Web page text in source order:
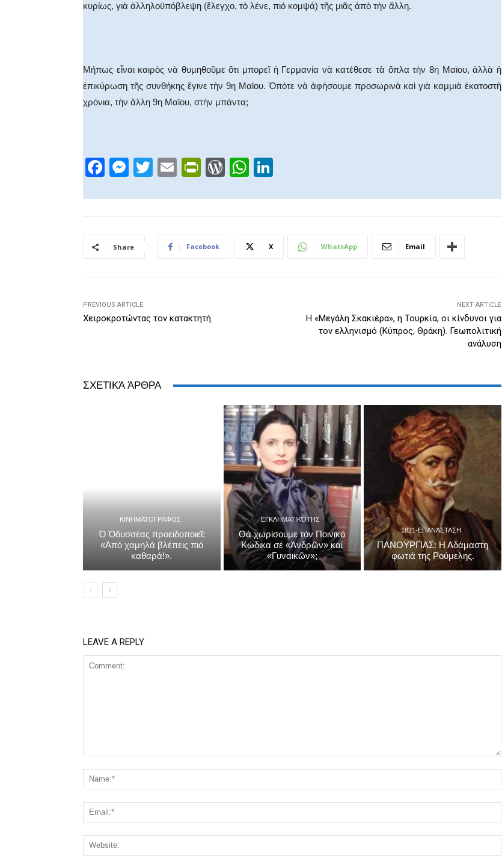
κυρίως, γιὰ ἀλληλοϋπόβλεψη (ἔλεγχο, τὸ λένε, πιό κομψά) τῆς μιᾶς ἀπὸ τὴν ἄλλη.
Μήπως εἶναι καιρὸς νὰ θυμηθοῦμε ὅτι μπορεῖ ἡ Γερμανία νὰ κατέθεσε τὰ ὄπλα τὴν 8η Μαϊου, ἀλλὰ ἡ
ἐπικύρωση τῆς συνθήκης ἔγινε τὴν 9η Μαϊου. Ὁπότε νὰ ἀφήσουμε προσωρινὰ καὶ γιὰ καμμιὰ ἑκατοστὴ
χρόνια, τὴν ἄλλη 9η Μαϊου, στὴν μπάντα;
F
c
b
k
M
ss
n
T
tt
E
ail
Pr
tF
e
W
d
W
at
A
k
Share Facebook X WhatsApp Email
PREVIOUS ARTICLE
Χειροκροτώντας τον κατακτητή
NEXT ARTICLE
Η «Μεγάλη Σκακιέρα», η Τουρκία, οι κίνδυνοι για
τον ελληνισμό (Κύπρος, Θράκη). Γεωπολιτική
ανάλυση
ΣΧΕΤΙΚΆ ΆΡΘΡΑ
ΚΙΝΗΜΑΤΟΓΡΆΦΟΣ
Ὁ Ὀδυσσέας προειδοποιεῖ:
«Ἀπό χαμηλά βλέπεις πιό
καθαρά!».
ΕΓΚΛΗΜΑΤΙΚΌΤΗΣ
Θά χωρίσουμε τόν Ποινικό
Κώδικα σέ «Ἀνδρῶν» καί
«Γυναικῶν»;
1821-ΕΠΑΝΆΣΤΑΣΗ
ΠΑΝΟΥΡΓΙΑΣ: Η Αδάμαστη
φωτιά της Ρούμελης.
LEAVE A REPLY